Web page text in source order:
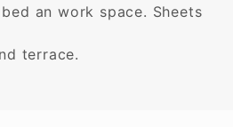
an work space. Sheets
terrace.